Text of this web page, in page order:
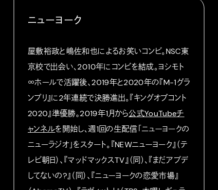
ニューヨーク
屋敷裕政と嶋佐和也によるお笑いコンビ。NSC東
京校で出会い、2010年にコンビを結成。ヨシモト
∞ホールで活躍後、2019年と2020年の『M-1グラ
ンプリ』に2年連続で決勝進出。『キングオブコント
2020』準優勝。2019年1月から公式YouTubeチ
ャンネルを開始し、週1回の生配信「ニューヨークの
ニューラジオ」をスタート。『NEWニューヨーク』（テ
レビ朝日）、『マッドマックスTV』（同）、『まだアプデ
してないの?』（同）、『ニューヨークの恋愛市場』